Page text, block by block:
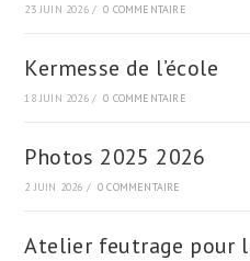
23 JUIN 2026 / 0 COMMENTAIRE
Kermesse de l’école
18 JUIN 2026 / 0 COMMENTAIRE
Photos 2025 2026
2 JUIN 2026 / 0 COMMENTAIRE
Atelier feutrage pour